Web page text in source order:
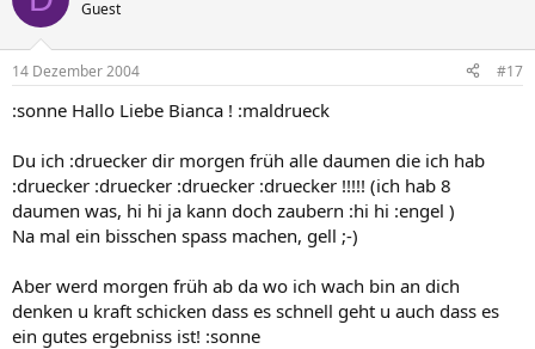
Guest
14 Dezember 2004 #17
:sonne Hallo Liebe Bianca ! :maldrueck
Du ich :druecker dir morgen früh alle daumen die ich hab
:druecker :druecker :druecker :druecker !!!!! (ich hab 8
daumen was, hi hi ja kann doch zaubern :hi hi :engel )
Na mal ein bisschen spass machen, gell ;-)
Aber werd morgen früh ab da wo ich wach bin an dich
denken u kraft schicken dass es schnell geht u auch dass es
ein gutes ergebniss ist! :sonne